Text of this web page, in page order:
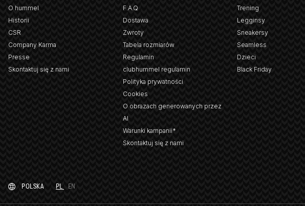
O hummel
Historii
CSR
Company Karma
Presse
Skontaktuj się z nami
F.A.Q
Dostawa
Zwroty
Tabela rozmiarów
Regulamin
clubhummel regulamin
Polityka prywatności
Cookies
O obrazach generowanych przez
AI
Warunki kampanii*
Skontaktuj się z nami
Trening
Legginsy
Sneakersy
Seamless
Dzieci
Black Friday
POLSKA PL EN